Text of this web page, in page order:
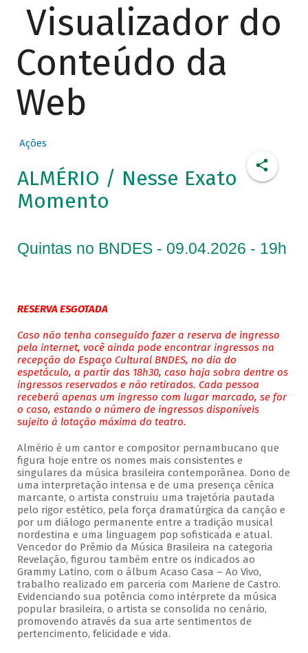
Visualizador do
Conteúdo da
Web
Ações
ALMÉRIO / Nesse Exato
Momento
Quintas no BNDES - 09.04.2026 - 19h
RESERVA ESGOTADA
Caso não tenha conseguido fazer a reserva de ingresso
pela internet, você ainda pode encontrar ingressos na
recepção do Espaço Cultural BNDES, no dia do
espetáculo, a partir das 18h30, caso haja sobra dentre os
ingressos reservados e não retirados. Cada pessoa
receberá apenas um ingresso com lugar marcado, se for
o caso, estando o número de ingressos disponíveis
sujeito à lotação máxima do teatro.
Almério é um cantor e compositor pernambucano que
figura hoje entre os nomes mais consistentes e
singulares da música brasileira contemporânea. Dono de
uma interpretação intensa e de uma presença cênica
marcante, o artista construiu uma trajetória pautada
pelo rigor estético, pela força dramatúrgica da canção e
por um diálogo permanente entre a tradição musical
nordestina e uma linguagem pop sofisticada e atual.
Vencedor do Prêmio da Música Brasileira na categoria
Revelação, figurou também entre os indicados ao
Grammy Latino, com o álbum Acaso Casa – Ao Vivo,
trabalho realizado em parceria com Mariene de Castro.
Evidenciando sua potência como intérprete da música
popular brasileira, o artista se consolida no cenário,
promovendo através da sua arte sentimentos de
pertencimento, felicidade e vida.